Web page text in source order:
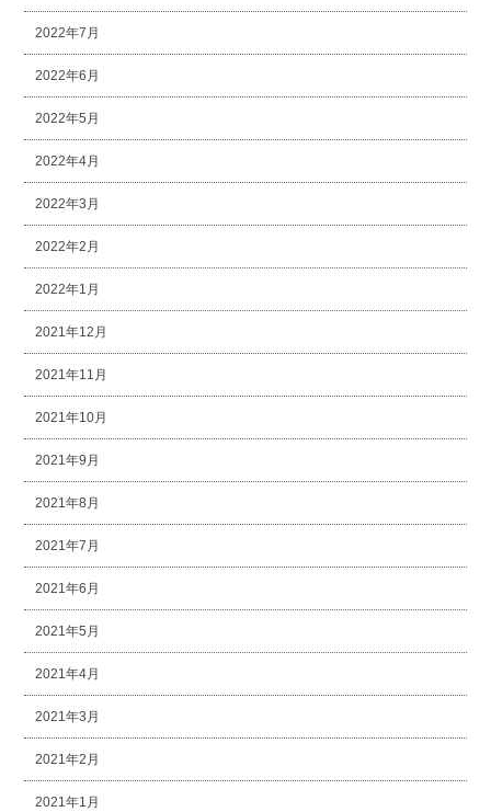
2022年7月
2022年6月
2022年5月
2022年4月
2022年3月
2022年2月
2022年1月
2021年12月
2021年11月
2021年10月
2021年9月
2021年8月
2021年7月
2021年6月
2021年5月
2021年4月
2021年3月
2021年2月
2021年1月